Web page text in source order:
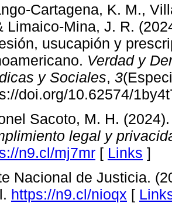
Cartagena, K. M.,
Limaico-Mina, J. R.
usucapión y
Verdad y
y Sociales, 3
doi.org/10.62574/
Sacoto, M. H.
legal y
n9.cl/mj7mr [ Links ]
Nacional de Justicia.
https://n9.cl/nioqx [